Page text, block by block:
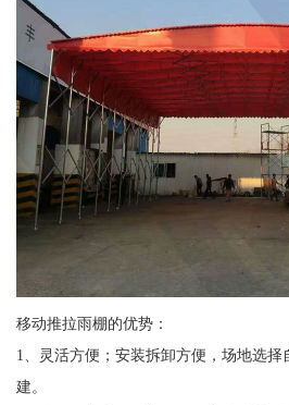
移动推拉雨棚的优势：
1、灵活方便；安装拆卸方便，场地选
建。